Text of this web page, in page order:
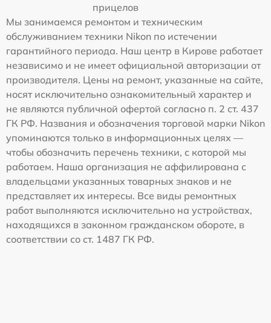
прицелов
Мы занимаемся ремонтом и техническим
обслуживанием техники Nikon по истечении
гарантийного периода. Наш центр в Кирове работает
независимо и не имеет официальной авторизации от
производителя. Цены на ремонт, указанные на сайте,
носят исключительно ознакомительный характер и
не являются публичной офертой согласно п. 2 ст. 437
ГК РФ. Названия и обозначения торговой марки Nikon
упоминаются только в информационных целях —
чтобы обозначить перечень техники, с которой мы
работаем. Наша организация не аффилирована с
владельцами указанных товарных знаков и не
представляет их интересы. Все виды ремонтных
работ выполняются исключительно на устройствах,
находящихся в законном гражданском обороте, в
соответствии со ст. 1487 ГК РФ.